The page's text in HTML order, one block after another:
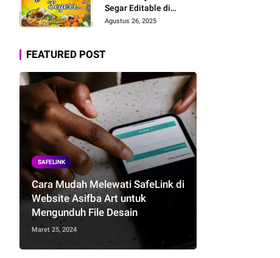
Segar Editable di
CorelDRAW: Nuansa
Agustus 26, 2025
FEATURED POST
SAFELINK
Cara Mudah Melewati SafeLink di
Website Asifba Art untuk
Mengunduh File Desain
Maret 25, 2024